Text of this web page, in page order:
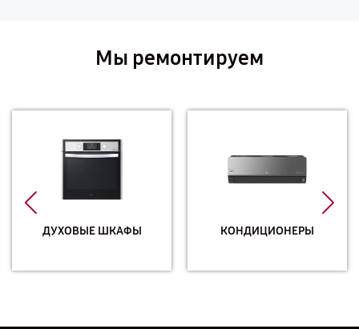
Мы ремонтируем
ДУХОВЫЕ ШКАФЫ КОНДИЦИОНЕРЫ